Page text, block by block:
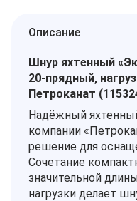
Описание
Шнур яхтенный
20‑прядный,
Петроканат
Надёжный
компании
решение для
Сочетание
значительной
нагрузки делает